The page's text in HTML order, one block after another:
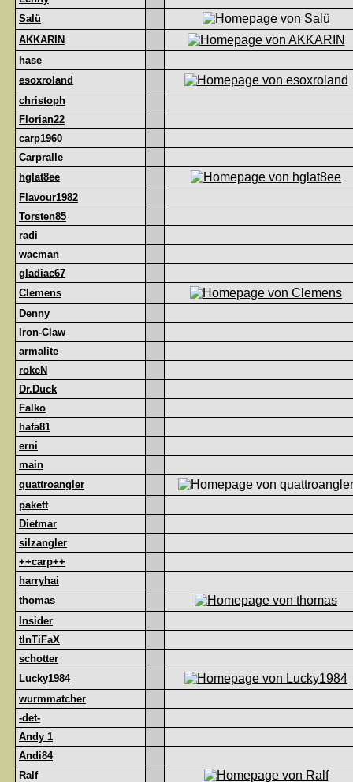
Salü
AKKARIN
hase
esoxroland
christoph
Florian22
carp1960
Carpralle
hglat8ee
Flavour1982
Torsten85
radi
wacman
gladiac67
Clemens
Denny
Iron-Claw
armalite
rokeN
Dr.Duck
Falko
hafa81
erni
main
quattroangler
pakett
Dietmar
silzangler
++carp++
harryhai
thomas
Insider
tInTiFaX
schotter
Lucky1984
wurmmatcher
-det-
Andy 1
Andi84
Ralf